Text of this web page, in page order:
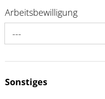
Arbeitsbewilligung
---
Sonstiges